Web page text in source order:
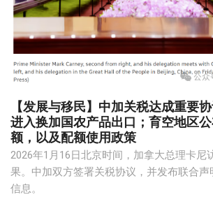
【发展与移民】中加关税达成重要
进入换加国农产品出口；育空地区
额，以及配额使用政策
2026年1月16日北京时间，加拿大总理卡尼
果。中加双方签署关税协议，并发布联合声
信息。